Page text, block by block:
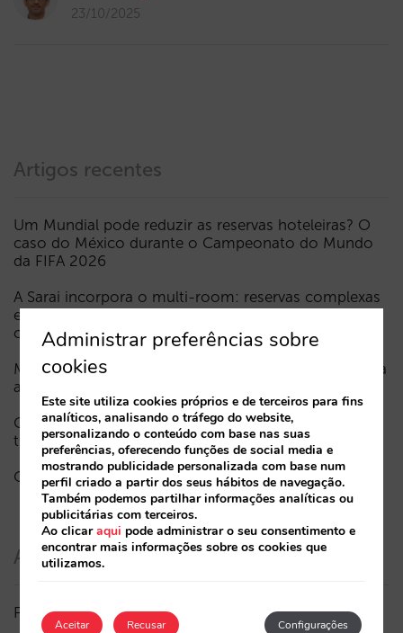
23/10/2025
Artigos recentes
Um Mundial pode reduzir as reservas hoteleiras? O
caso do México durante o Campeonato do Mundo
da FIFA 2026
A Sarai incorpora o multi-room: reservas complexas
e procura de elevado valor, agora também em
conversação
Menos campanhas, mais inteligentes: manual IA para
atualizar o marketing digital do seu hotel (parte 1)
Como aparece um hotel nos assistentes de IA: as
três camadas de visibilidade
O fim da era “Book on Metasearch”
Autores
Pablo Delgado (41)
Administrar preferências sobre
cookies
Este site utiliza cookies próprios e de terceiros para fins
analíticos, analisando o tráfego do website,
personalizando o conteúdo com base nas suas
preferências, oferecendo funções de social media e
mostrando publicidade personalizada com base num
perfil criado a partir dos seus hábitos de navegação.
Também podemos partilhar informações analíticas ou
publicitárias com terceiros.
Ao clicaraqui pode administrar o seu consentimento e
encontrar mais informações sobre os cookies que
utilizamos.
Aceitar Configurações
Recusar